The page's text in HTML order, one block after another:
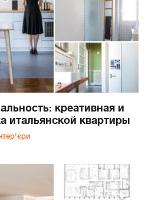
креативная и
итальянской квартиры